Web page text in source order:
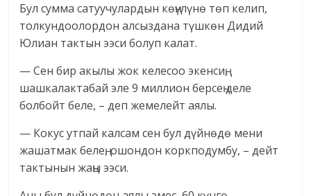
Бул сумма сатуучулардын көңүлүнө төп келип,
толкундоолордон алсыздана түшкөн Дидий
Юлиан тактын ээси болуп калат.
— Сен бир акылы жок келесоо экенсиң,
шашкалактабай эле 9 миллион берсең деле
болбойт беле, – деп жемелейт аялы.
— Кокус утпай калсам сен бул дүйнөдө мени
жашатмак белең, ошондон коркподумбу, – дейт
тактынын жаңы ээси.